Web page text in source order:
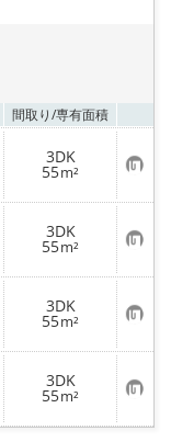
間取り/専有面積
3DK
55m² お
気
に
入
り
登
録
3DK
55m² お
気
に
入
り
登
録
3DK
55m² お
気
に
入
り
登
録
3DK
55m² お
気
に